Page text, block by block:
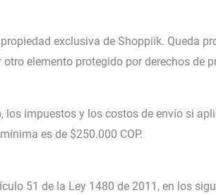
exclusiva de Shoppiik. Queda
elemento protegido por derechos de
los impuestos y los costos de envío si
es de $250.000 COP.
51 de la Ley 1480 de 2011, en los